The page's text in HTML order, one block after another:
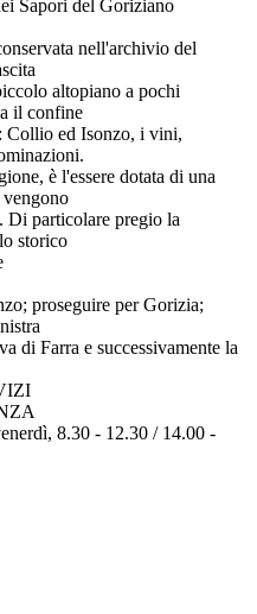
Sapori del Goriziano
nell'archivio del
altopiano a pochi
il confine
Collio ed Isonzo, i vini,
è l'essere dotata di una
Di particolare pregio la
storico
proseguire per Gorizia;
di Farra e successivamente la
8.30 - 12.30 / 14.00 -